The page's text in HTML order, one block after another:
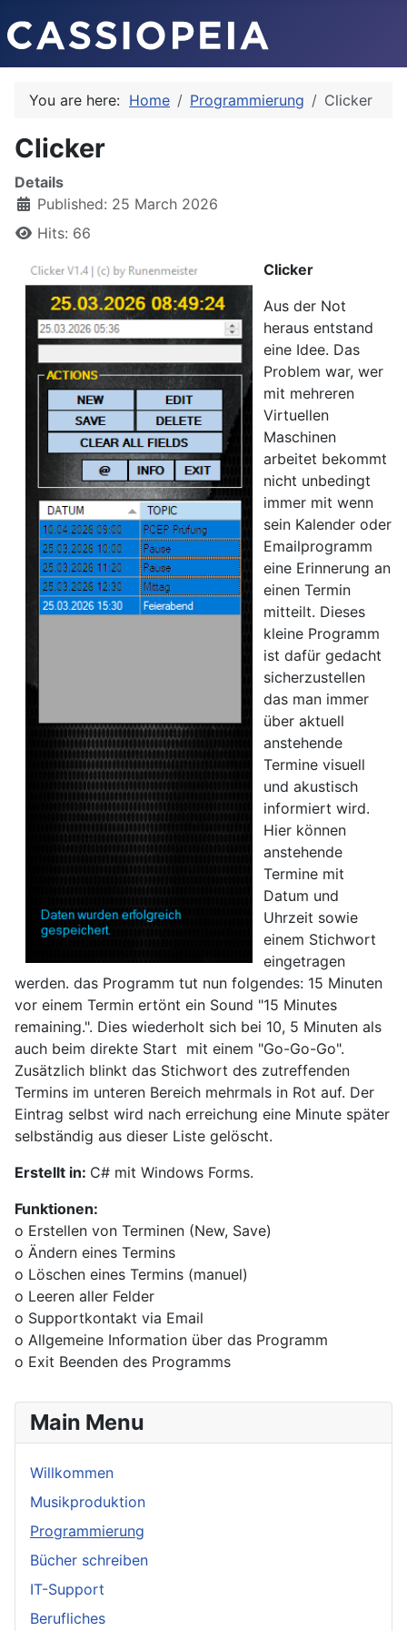
You are here: Home Programmierung Clicker
Clicker
Details
Published: 25 March 2026
Hits: 66
Clicker
Aus der Not
heraus entstand
eine Idee. Das
Problem war, wer
mit mehreren
Virtuellen
Maschinen
arbeitet bekommt
nicht unbedingt
immer mit wenn
sein Kalender oder
Emailprogramm
eine Erinnerung an
einen Termin
mitteilt. Dieses
kleine Programm
ist dafür gedacht
sicherzustellen
das man immer
über aktuell
anstehende
Termine visuell
und akustisch
informiert wird.
Hier können
anstehende
Termine mit
Datum und
Uhrzeit sowie
einem Stichwort
eingetragen
werden. das Programm tut nun folgendes: 15 Minuten
vor einem Termin ertönt ein Sound "15 Minutes
remaining.". Dies wiederholt sich bei 10, 5 Minuten als
auch beim direkte Start mit einem "Go-Go-Go".
Zusätzlich blinkt das Stichwort des zutreffenden
Termins im unteren Bereich mehrmals in Rot auf. Der
Eintrag selbst wird nach erreichung eine Minute später
selbständig aus dieser Liste gelöscht.
Erstellt in: C# mit Windows Forms.
Funktionen:
o Erstellen von Terminen (New, Save)
o Ändern eines Termins
o Löschen eines Termins (manuel)
o Leeren aller Felder
o Supportkontakt via Email
o Allgemeine Information über das Programm
o Exit Beenden des Programms
Main Menu
Willkommen
Musikproduktion
Programmierung
Bücher schreiben
IT-Support
Berufliches